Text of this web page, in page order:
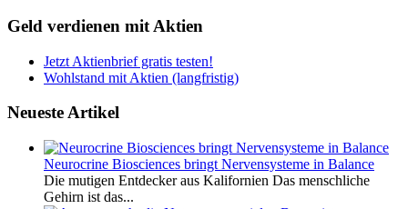
Geld verdienen mit Aktien
Jetzt Aktienbrief gratis testen!
Wohlstand mit Aktien (langfristig)
Neueste Artikel
Neurocrine Biosciences bringt Nervensysteme in Balance
Die mutigen Entdecker aus Kalifornien Das menschliche
Gehirn ist das...